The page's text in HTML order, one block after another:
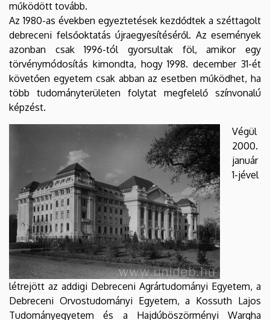
működött tovább.
Az 1980-as években egyeztetések kezdődtek a széttagolt
debreceni felsőoktatás újraegyesítéséről. Az események
azonban csak 1996-tól gyorsultak föl, amikor egy
törvénymódosítás kimondta, hogy 1998. december 31-ét
követően egyetem csak abban az esetben működhet, ha
több tudományterületen folytat megfelelő színvonalú
képzést.
Végül
2000.
január
1-jével
létrejött az addigi Debreceni Agrártudományi Egyetem, a
Debreceni Orvostudományi Egyetem, a Kossuth Lajos
Tudományegyetem és a Hajdúböszörményi Wargha